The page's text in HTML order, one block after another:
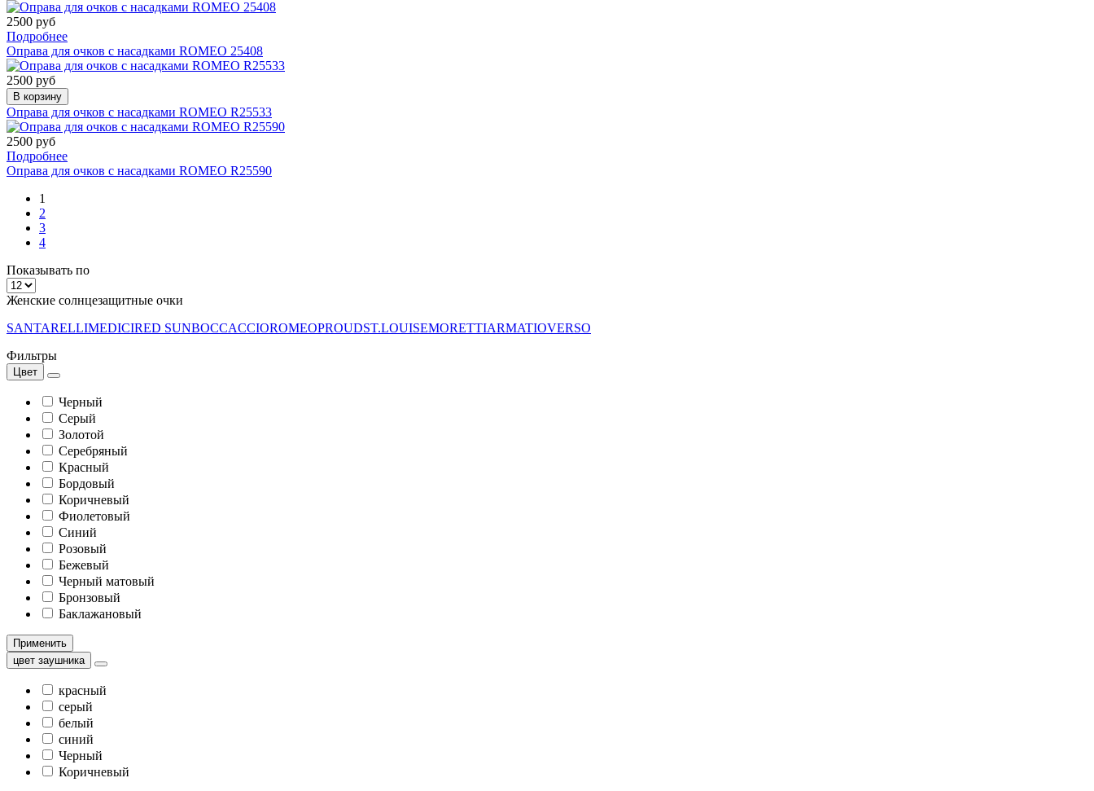
2500 руб
Подробнее
Оправа для очков с насадками ROMEO 25408
2500 руб
В корзину
Оправа для очков с насадками ROMEO R25533
2500 руб
Подробнее
Оправа для очков с насадками ROMEO R25590
1
2
3
4
Показывать по
Женские солнцезащитные очки
SANTARELLIMEDICIRED SUNBOCCACCIOROMEOPROUDST.LOUISEMORETTIARMATIOVERSO
Фильтры
Цвет
Черный
Серый
Золотой
Серебряный
Красный
Бордовый
Коричневый
Фиолетовый
Синий
Розовый
Бежевый
Черный матовый
Бронзовый
Баклажановый
Применить
цвет заушника
красный
серый
белый
синий
Черный
Коричневый